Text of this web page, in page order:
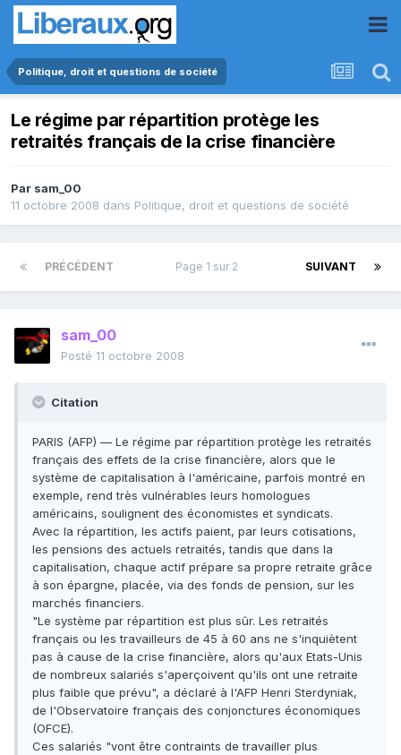
Politique, droit et questions de société
Le régime par répartition protège les
retraités français de la crise financière
Par sam_00
11 octobre 2008 dans Politique, droit et questions de société
PRÉCÉDENT SUIVANT
Page 1 sur 2
sam_00
Posté 11 octobre 2008
Citation
PARIS (AFP) — Le régime par répartition protège les retraités
français des effets de la crise financière, alors que le
système de capitalisation à l'américaine, parfois montré en
exemple, rend très vulnérables leurs homologues
américains, soulignent des économistes et syndicats.
Avec la répartition, les actifs paient, par leurs cotisations,
les pensions des actuels retraités, tandis que dans la
capitalisation, chaque actif prépare sa propre retraite grâce
à son épargne, placée, via des fonds de pension, sur les
marchés financiers.
"Le système par répartition est plus sûr. Les retraités
français ou les travailleurs de 45 à 60 ans ne s'inquiètent
pas à cause de la crise financière, alors qu'aux Etats-Unis
de nombreux salariés s'aperçoivent qu'ils ont une retraite
plus faible que prévu", a déclaré à l'AFP Henri Sterdyniak,
de l'Observatoire français des conjonctures économiques
(OFCE).
Ces salariés "vont être contraints de travailler plus